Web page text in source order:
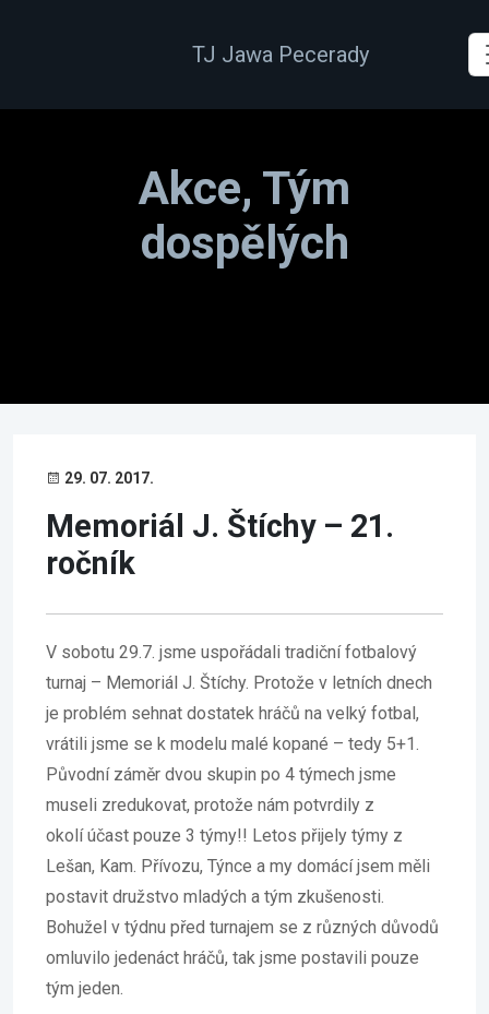
TJ Jawa Pecerady
Akce, Tým
dospělých
29. 07. 2017.
Memoriál J. Štíchy – 21.
ročník
V sobotu 29.7. jsme uspořádali tradiční fotbalový
turnaj – Memoriál J. Štíchy. Protože v letních dnech
je problém sehnat dostatek hráčů na velký fotbal,
vrátili jsme se k modelu malé kopané – tedy 5+1.
Původní záměr dvou skupin po 4 týmech jsme
museli zredukovat, protože nám potvrdily z
okolí účast pouze 3 týmy!! Letos přijely týmy z
Lešan, Kam. Přívozu, Týnce a my domácí jsem měli
postavit družstvo mladých a tým zkušenosti.
Bohužel v týdnu před turnajem se z různých důvodů
omluvilo jedenáct hráčů, tak jsme postavili pouze
tým jeden.